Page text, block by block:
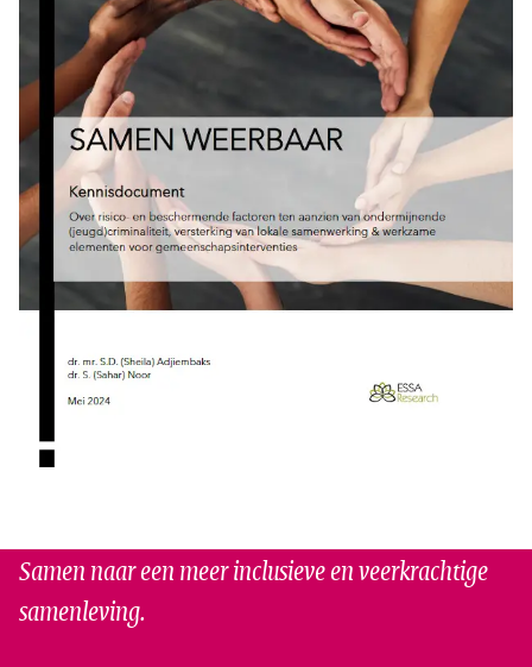
Samen naar een meer inclusieve en veerkrachtige
samenleving.